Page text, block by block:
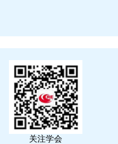
关注学会